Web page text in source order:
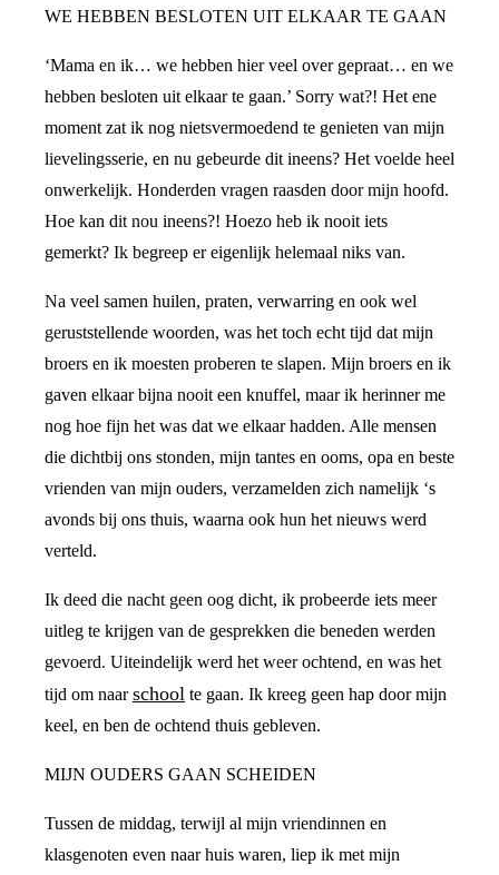
WE HEBBEN BESLOTEN UIT ELKAAR TE GAAN
‘Mama en ik… we hebben hier veel over gepraat… en we
hebben besloten uit elkaar te gaan.’ Sorry wat?! Het ene
moment zat ik nog nietsvermoedend te genieten van mijn
lievelingsserie, en nu gebeurde dit ineens? Het voelde heel
onwerkelijk. Honderden vragen raasden door mijn hoofd.
Hoe kan dit nou ineens?! Hoezo heb ik nooit iets
gemerkt? Ik begreep er eigenlijk helemaal niks van.
Na veel samen huilen, praten, verwarring en ook wel
geruststellende woorden, was het toch echt tijd dat mijn
broers en ik moesten proberen te slapen. Mijn broers en ik
gaven elkaar bijna nooit een knuffel, maar ik herinner me
nog hoe fijn het was dat we elkaar hadden. Alle mensen
die dichtbij ons stonden, mijn tantes en ooms, opa en beste
vrienden van mijn ouders, verzamelden zich namelijk ‘s
avonds bij ons thuis, waarna ook hun het nieuws werd
verteld.
Ik deed die nacht geen oog dicht, ik probeerde iets meer
uitleg te krijgen van de gesprekken die beneden werden
gevoerd. Uiteindelijk werd het weer ochtend, en was het
tijd om naarschool te gaan. Ik kreeg geen hap door mijn
keel, en ben de ochtend thuis gebleven.
MIJN OUDERS GAAN SCHEIDEN
Tussen de middag, terwijl al mijn vriendinnen en
klasgenoten even naar huis waren, liep ik met mijn